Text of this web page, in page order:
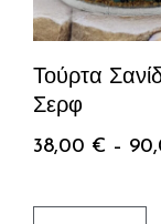
Τούρτα
Σερφ
38,00 € –